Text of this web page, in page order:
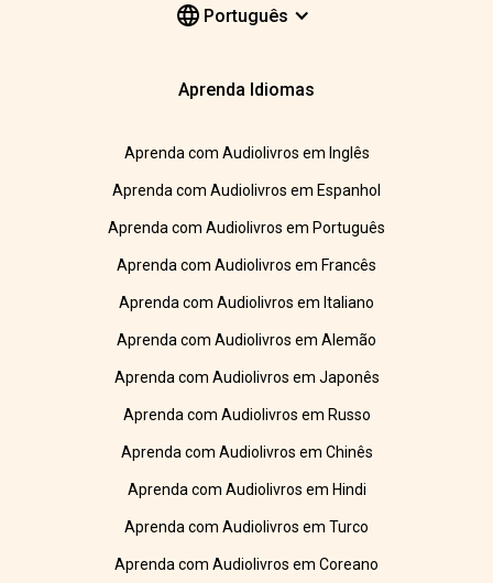
Português
Aprenda Idiomas
Aprenda com Audiolivros em Inglês
Aprenda com Audiolivros em Espanhol
Aprenda com Audiolivros em Português
Aprenda com Audiolivros em Francês
Aprenda com Audiolivros em Italiano
Aprenda com Audiolivros em Alemão
Aprenda com Audiolivros em Japonês
Aprenda com Audiolivros em Russo
Aprenda com Audiolivros em Chinês
Aprenda com Audiolivros em Hindi
Aprenda com Audiolivros em Turco
Aprenda com Audiolivros em Coreano